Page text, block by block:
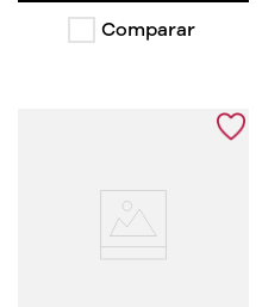
Comparar